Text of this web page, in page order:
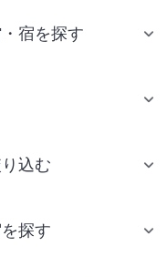
宿を探す
込む
探す